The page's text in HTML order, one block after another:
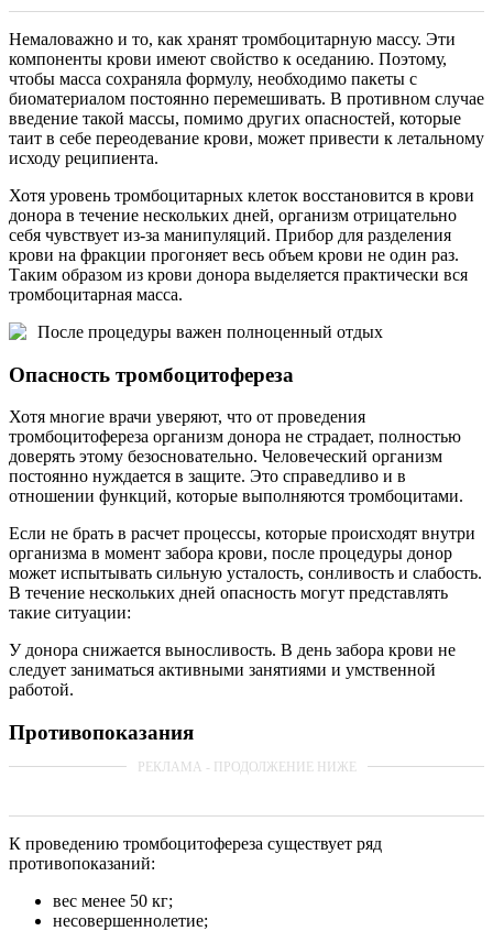
Немаловажно и то, как хранят тромбоцитарную массу. Эти
компоненты крови имеют свойство к оседанию. Поэтому,
чтобы масса сохраняла формулу, необходимо пакеты с
биоматериалом постоянно перемешивать. В противном случае
введение такой массы, помимо других опасностей, которые
таит в себе переодевание крови, может привести к летальному
исходу реципиента.
Хотя уровень тромбоцитарных клеток восстановится в крови
донора в течение нескольких дней, организм отрицательно
себя чувствует из-за манипуляций. Прибор для разделения
крови на фракции прогоняет весь объем крови не один раз.
Таким образом из крови донора выделяется практически вся
тромбоцитарная масса.
После процедуры важен полноценный отдых
Опасность тромбоцитофереза
Хотя многие врачи уверяют, что от проведения
тромбоцитофереза организм донора не страдает, полностью
доверять этому безосновательно. Человеческий организм
постоянно нуждается в защите. Это справедливо и в
отношении функций, которые выполняются тромбоцитами.
Если не брать в расчет процессы, которые происходят внутри
организма в момент забора крови, после процедуры донор
может испытывать сильную усталость, сонливость и слабость.
В течение нескольких дней опасность могут представлять
такие ситуации:
У донора снижается выносливость. В день забора крови не
следует заниматься активными занятиями и умственной
работой.
Противопоказания
К проведению тромбоцитофереза существует ряд
противопоказаний:
вес менее 50 кг;
несовершеннолетие;